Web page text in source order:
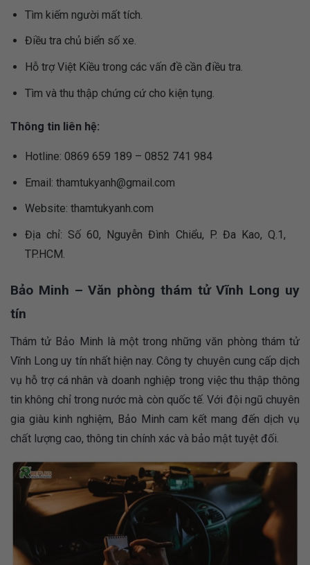
Tìm kiếm người mất tích.
Điều tra chủ biển số xe.
Hỗ trợ Việt Kiều trong các vấn đề cần điều tra.
Tìm và thu thập chứng cứ cho kiện tụng.
Thông tin liên hệ:
Hotline: 0869 659 189 – 0852 741 984
Email: thamtukyanh@gmail.com
Website: thamtukyanh.com
Địa chỉ: Số 60, Nguyễn Đình Chiểu, P. Đa Kao, Q.1,
TP.HCM.
Bảo Minh – Văn phòng thám tử Vĩnh Long uy
tín
Thám tử Bảo Minh là một trong những văn phòng thám tử
Vĩnh Long uy tín nhất hiện nay. Công ty chuyên cung cấp dịch
vụ hỗ trợ cá nhân và doanh nghiệp trong việc thu thập thông
tin không chỉ trong nước mà còn quốc tế. Với đội ngũ chuyên
gia giàu kinh nghiệm, Bảo Minh cam kết mang đến dịch vụ
chất lượng cao, thông tin chính xác và bảo mật tuyệt đối.